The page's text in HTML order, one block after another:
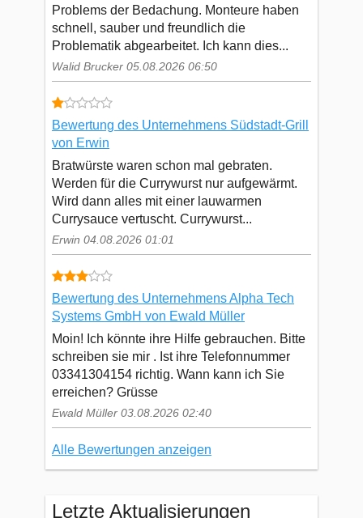
Problems der Bedachung. Monteure haben
schnell, sauber und freundlich die
Problematik abgearbeitet. Ich kann dies...
Walid Brucker 05.08.2026 06:50
Bewertung des Unternehmens Südstadt-Grill
von Erwin
Bratwürste waren schon mal gebraten.
Werden für die Currywurst nur aufgewärmt.
Wird dann alles mit einer lauwarmen
Currysauce vertuscht. Currywurst...
Erwin 04.08.2026 01:01
Bewertung des Unternehmens Alpha Tech
Systems GmbH von Ewald Müller
Moin! Ich könnte ihre Hilfe gebrauchen. Bitte
schreiben sie mir . Ist ihre Telefonnummer
03341304154 richtig. Wann kann ich Sie
erreichen? Grüsse
Ewald Müller 03.08.2026 02:40
Alle Bewertungen anzeigen
Letzte Aktualisierungen